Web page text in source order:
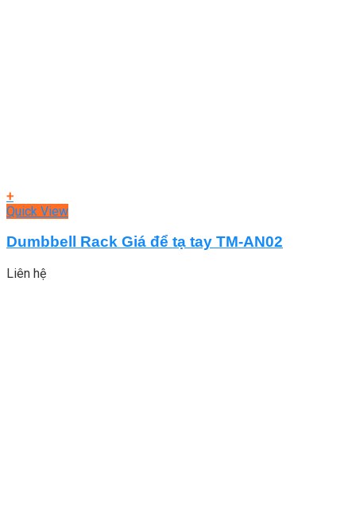
+
Quick View
Dumbbell Rack Giá để tạ tay TM-AN02
Liên hệ